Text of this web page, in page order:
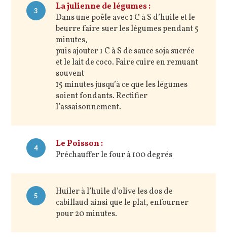
3
La julienne de légumes :
Dans une poêle avec 1 C à S d’huile et le
beurre faire suer les légumes pendant 5
minutes,
puis ajouter 1 C à S de sauce soja sucrée
et le lait de coco. Faire cuire en remuant
souvent
15 minutes jusqu’à ce que les légumes
soient fondants. Rectifier
l’assaisonnement.
4
Le Poisson :
Préchauffer le four à 100 degrés
5
Huiler à l’huile d’olive les dos de
cabillaud ainsi que le plat, enfourner
pour 20 minutes.